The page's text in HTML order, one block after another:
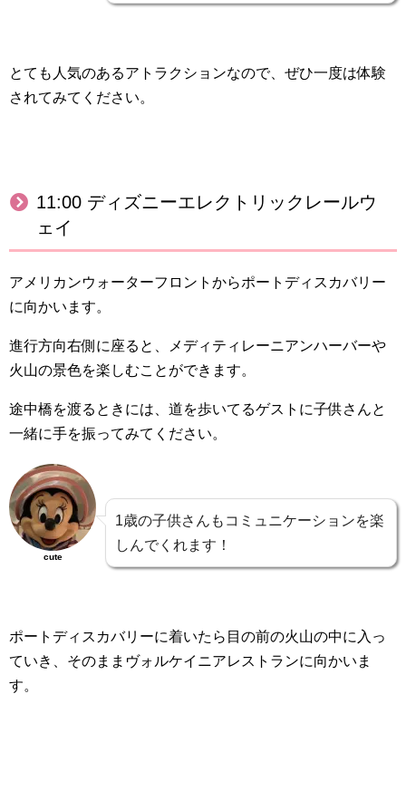
とても人気のあるアトラクションなので、ぜひ一度は体験
されてみてください。
11:00 ディズニーエレクトリックレールウ
ェイ
アメリカンウォーターフロントからポートディスカバリー
に向かいます。
進行方向右側に座ると、メディティレーニアンハーバーや
火山の景色を楽しむことができます。
途中橋を渡るときには、道を歩いてるゲストに子供さんと
一緒に手を振ってみてください。
cute
1歳の子供さんもコミュニケーションを楽
しんでくれます！
ポートディスカバリーに着いたら目の前の火山の中に入っ
ていき、そのままヴォルケイニアレストランに向かいま
す。